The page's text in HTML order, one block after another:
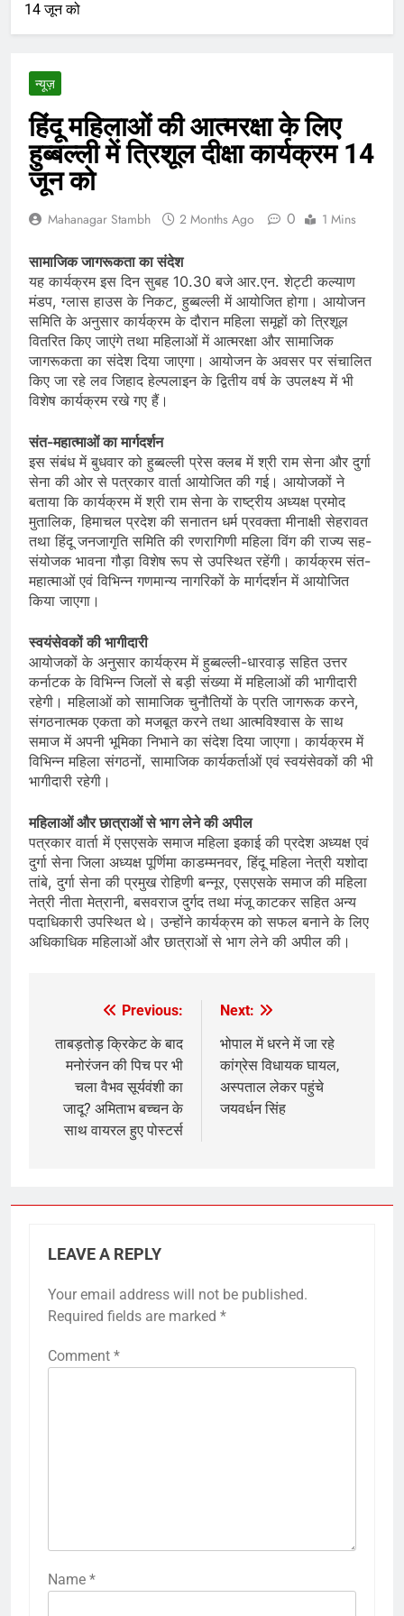
14 जून को
न्यूज़
हिंदू महिलाओं की आत्मरक्षा के लिए
हुब्बल्ली में त्रिशूल दीक्षा कार्यक्रम 14
जून को
Mahanagar Stambh 2 Months Ago 0 1 Mins
सामाजिक जागरूकता का संदेश
यह कार्यक्रम इस दिन सुबह 10.30 बजे आर.एन. शेट्टी कल्याण
मंडप, ग्लास हाउस के निकट, हुब्बल्ली में आयोजित होगा। आयोजन
समिति के अनुसार कार्यक्रम के दौरान महिला समूहों को त्रिशूल
वितरित किए जाएंगे तथा महिलाओं में आत्मरक्षा और सामाजिक
जागरूकता का संदेश दिया जाएगा। आयोजन के अवसर पर संचालित
किए जा रहे लव जिहाद हेल्पलाइन के द्वितीय वर्ष के उपलक्ष्य में भी
विशेष कार्यक्रम रखे गए हैं।
संत-महात्माओं का मार्गदर्शन
इस संबंध में बुधवार को हुब्बल्ली प्रेस क्लब में श्री राम सेना और दुर्गा
सेना की ओर से पत्रकार वार्ता आयोजित की गई। आयोजकों ने
बताया कि कार्यक्रम में श्री राम सेना के राष्ट्रीय अध्यक्ष प्रमोद
मुतालिक, हिमाचल प्रदेश की सनातन धर्म प्रवक्ता मीनाक्षी सेहरावत
तथा हिंदू जनजागृति समिति की रणरागिणी महिला विंग की राज्य सह-
संयोजक भावना गौड़ा विशेष रूप से उपस्थित रहेंगी। कार्यक्रम संत-
महात्माओं एवं विभिन्न गणमान्य नागरिकों के मार्गदर्शन में आयोजित
किया जाएगा।
स्वयंसेवकों की भागीदारी
आयोजकों के अनुसार कार्यक्रम में हुब्बल्ली-धारवाड़ सहित उत्तर
कर्नाटक के विभिन्न जिलों से बड़ी संख्या में महिलाओं की भागीदारी
रहेगी। महिलाओं को सामाजिक चुनौतियों के प्रति जागरूक करने,
संगठनात्मक एकता को मजबूत करने तथा आत्मविश्वास के साथ
समाज में अपनी भूमिका निभाने का संदेश दिया जाएगा। कार्यक्रम में
विभिन्न महिला संगठनों, सामाजिक कार्यकर्ताओं एवं स्वयंसेवकों की भी
भागीदारी रहेगी।
महिलाओं और छात्राओं से भाग लेने की अपील
पत्रकार वार्ता में एसएसके समाज महिला इकाई की प्रदेश अध्यक्ष एवं
दुर्गा सेना जिला अध्यक्ष पूर्णिमा काडम्मनवर, हिंदू महिला नेत्री यशोदा
तांबे, दुर्गा सेना की प्रमुख रोहिणी बन्नूर, एसएसके समाज की महिला
नेत्री नीता मेत्रानी, बसवराज दुर्गद तथा मंजू काटकर सहित अन्य
पदाधिकारी उपस्थित थे। उन्होंने कार्यक्रम को सफल बनाने के लिए
अधिकाधिक महिलाओं और छात्राओं से भाग लेने की अपील की।
navigation
Previous:
ताबड़तोड़ क्रिकेट के बाद
मनोरंजन की पिच पर भी
चला वैभव सूर्यवंशी का
जादू? अमिताभ बच्चन के
साथ वायरल हुए पोस्टर्स
Next:
भोपाल में धरने में जा रहे
कांग्रेस विधायक घायल,
अस्पताल लेकर पहुंचे
जयवर्धन सिंह
LEAVE A REPLY
Your email address will not be published.
Required fields are marked *
Comment *
Name *